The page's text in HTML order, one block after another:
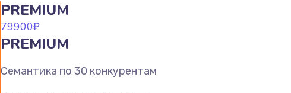
PREMIUM
79900₽
PREMIUM
Семантика по 30 конкурентам